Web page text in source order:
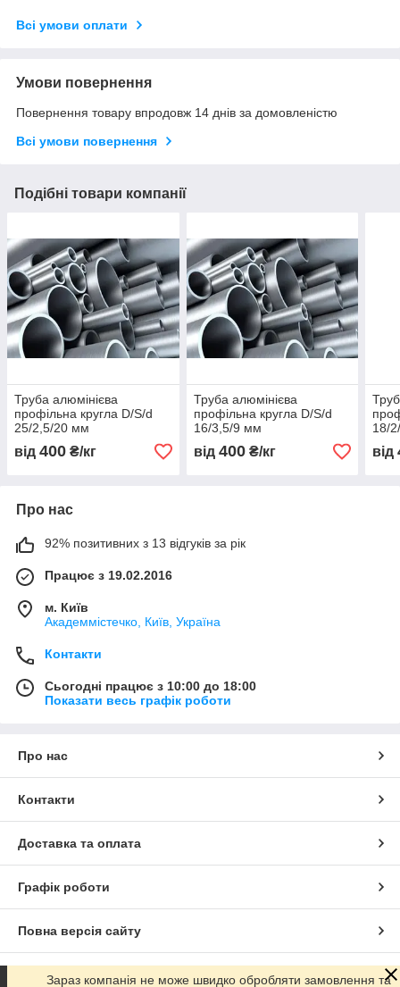
Всі умови оплати
Умови повернення
Повернення товару впродовж 14 днів за домовленістю
Всі умови повернення
Подібні товари компанії
Труба алюмінієва
профільна кругла D/S/d
25/2,5/20 мм
від 400 ₴/кг
Труба алюмінієва
профільна кругла D/S/d
16/3,5/9 мм
від 400₴/кг
18/
від
Про нас
92% позитивних з 13 відгуків за рік
Працює з 19.02.2016
м. Київ
Академмістечко, Київ, Україна
Контакти
Сьогодні працює з 10:00 до 18:00
Показати весь графік роботи
Про нас
Контакти
Доставка та оплата
Графік роботи
Повна версія сайту
Сайт створено на маркетплейсіProm.ua
Зараз компанія не може швидко обробляти замовлення та